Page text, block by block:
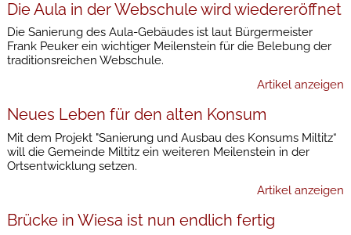
Die Aula in der Webschule wird wiedereröffnet
Die Sanierung des Aula-Gebäudes ist laut Bürgermeister
Frank Peuker ein wichtiger Meilenstein für die Belebung der
traditionsreichen Webschule.
Artikel anzeigen
Neues Leben für den alten Konsum
Mit dem Projekt "Sanierung und Ausbau des Konsums Miltitz“
will die Gemeinde Miltitz ein weiteren Meilenstein in der
Ortsentwicklung setzen.
Artikel anzeigen
Brücke in Wiesa ist nun endlich fertig